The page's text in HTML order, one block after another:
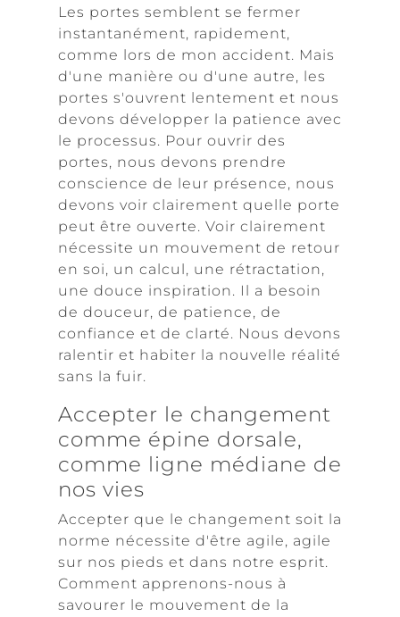
Les portes semblent se fermer
instantanément, rapidement,
comme lors de mon accident. Mais
d'une manière ou d'une autre, les
portes s'ouvrent lentement et nous
devons développer la patience avec
le processus. Pour ouvrir des
portes, nous devons prendre
conscience de leur présence, nous
devons voir clairement quelle porte
peut être ouverte. Voir clairement
nécessite un mouvement de retour
en soi, un calcul, une rétractation,
une douce inspiration. Il a besoin
de douceur, de patience, de
confiance et de clarté. Nous devons
ralentir et habiter la nouvelle réalité
sans la fuir.
Accepter le changement
comme épine dorsale,
comme ligne médiane de
nos vies
Accepter que le changement soit la
norme nécessite d'être agile, agile
sur nos pieds et dans notre esprit.
Comment apprenons-nous à
savourer le mouvement de la